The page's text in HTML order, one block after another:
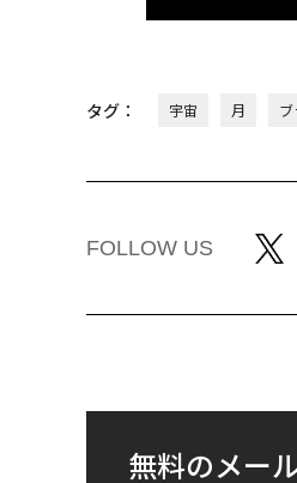
タグ： 宇宙 月
FOLLOW US
無料のメー